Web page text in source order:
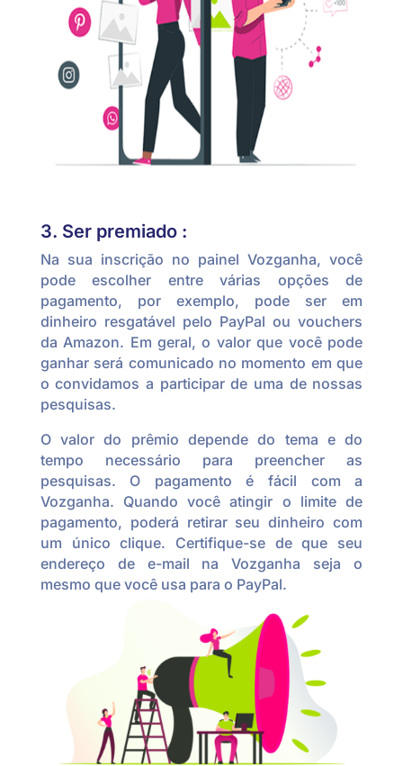
3. Ser premiado :
Na sua inscrição no painel Vozganha, você
pode escolher entre várias opções de
pagamento, por exemplo, pode ser em
dinheiro resgatável pelo PayPal ou vouchers
da Amazon. Em geral, o valor que você pode
ganhar será comunicado no momento em que
o convidamos a participar de uma de nossas
pesquisas.
O valor do prêmio depende do tema e do
tempo necessário para preencher as
pesquisas. O pagamento é fácil com a
Vozganha. Quando você atingir o limite de
pagamento, poderá retirar seu dinheiro com
um único clique. Certifique-se de que seu
endereço de e-mail na Vozganha seja o
mesmo que você usa para o PayPal.